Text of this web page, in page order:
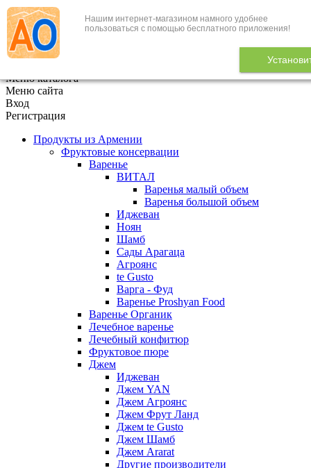
Нашим интернет-магазином намного удобнее
пользоваться с помощью бесплатного приложения!
+7 (495) 646-888-1
В корзине 0
Меню каталога
Меню сайта
Вход
Регистрация
Продукты из Армении
Фруктовые консервации
Варенье
ВИТАЛ
Варенья малый объем
Варенья большой объем
Иджеван
Ноян
Шамб
Сады Арагаца
Агроянс
te Gusto
Варга - Фуд
Варенье Proshyan Food
Варенье Органик
Лечебное варенье
Лечебный конфитюр
Фруктовое пюре
Джем
Иджеван
Джем YAN
Джем Агроянс
Джем Фрут Ланд
Джем te Gusto
Джем Шамб
Джем Ararat
Другие производители